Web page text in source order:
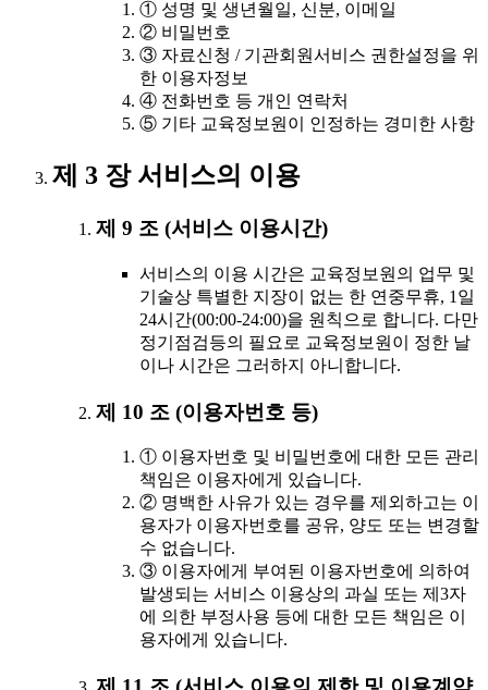
① 성명 및 생년월일, 신분, 이메일
② 비밀번호
③ 자료신청 / 기관회원서비스 권한설정을 위
한 이용자정보
④ 전화번호 등 개인 연락처
⑤ 기타 교육정보원이 인정하는 경미한 사항
제 3 장 서비스의 이용
제 9 조 (서비스 이용시간)
서비스의 이용 시간은 교육정보원의 업무 및
기술상 특별한 지장이 없는 한 연중무휴, 1일
24시간(00:00-24:00)을 원칙으로 합니다. 다만
정기점검등의 필요로 교육정보원이 정한 날
이나 시간은 그러하지 아니합니다.
제 10 조 (이용자번호 등)
① 이용자번호 및 비밀번호에 대한 모든 관리
책임은 이용자에게 있습니다.
② 명백한 사유가 있는 경우를 제외하고는 이
용자가 이용자번호를 공유, 양도 또는 변경할
수 없습니다.
③ 이용자에게 부여된 이용자번호에 의하여
발생되는 서비스 이용상의 과실 또는 제3자
에 의한 부정사용 등에 대한 모든 책임은 이
용자에게 있습니다.